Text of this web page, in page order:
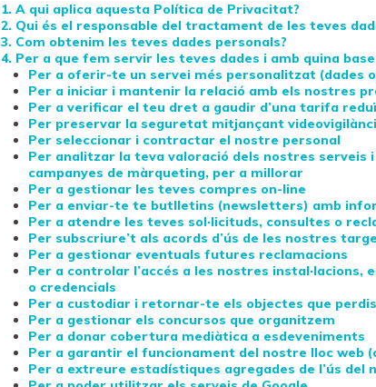
1. A qui aplica aquesta Política de Privacitat?
2. Qui és el responsable del tractament de les teves
3. Com obtenim les teves dades personals?
4. Per a que fem servir les teves dades i amb quina
Per a oferir-te un servei més personalitzat (dades
Per a iniciar i mantenir la relació amb els nostres
Per a verificar el teu dret a gaudir d’una tarifa
Per preservar la seguretat mitjançant
Per seleccionar i contractar el nostre personal
Per analitzar la teva valoració dels nostres serveis
campanyes de màrqueting, per a millorar
Per a gestionar les teves compres on-line
Per a enviar-te te butlletins (newsletters) amb
Per a atendre les teves sol·licituds, consultes o
Per subscriure’t als acords d’ús de les nostres
Per a gestionar eventuals futures reclamacions
Per a controlar l’accés a les nostres
o credencials
Per a custodiar i retornar-te els objectes que
Per a gestionar els concursos que organitzem
Per a donar cobertura mediàtica a esdeveniments
Per a garantir el funcionament del nostre lloc web
Per a extreure estadístiques agregades de l’ús del